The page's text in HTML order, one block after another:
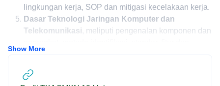
lingkungan kerja, SOP dan mitigasi kecelakaan kerja.
Dasar Teknologi Jaringan Komputer dan
Telekomunikasi, meliputi pengenalan komponen dan
dasar jaringan, infrastruktur, dasar sistem dan layanan
Show More